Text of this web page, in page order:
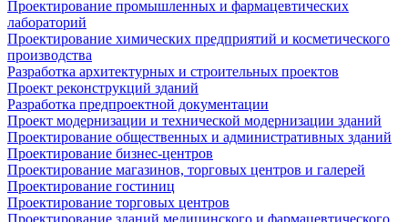
Проектирование промышленных и фармацевтических
лабораторий
Проектирование химических предприятий и косметического
производства
Разработка архитектурных и строительных проектов
Проект реконструкций зданий
Разработка предпроектной документации
Проект модернизации и технической модернизации зданий
Проектирование общественных и административных зданий
Проектирование бизнес-центров
Проектирование магазинов, торговых центров и галерей
Проектирование гостиниц
Проектирование торговых центров
Проектирование зданий медицинского и фармацевтического